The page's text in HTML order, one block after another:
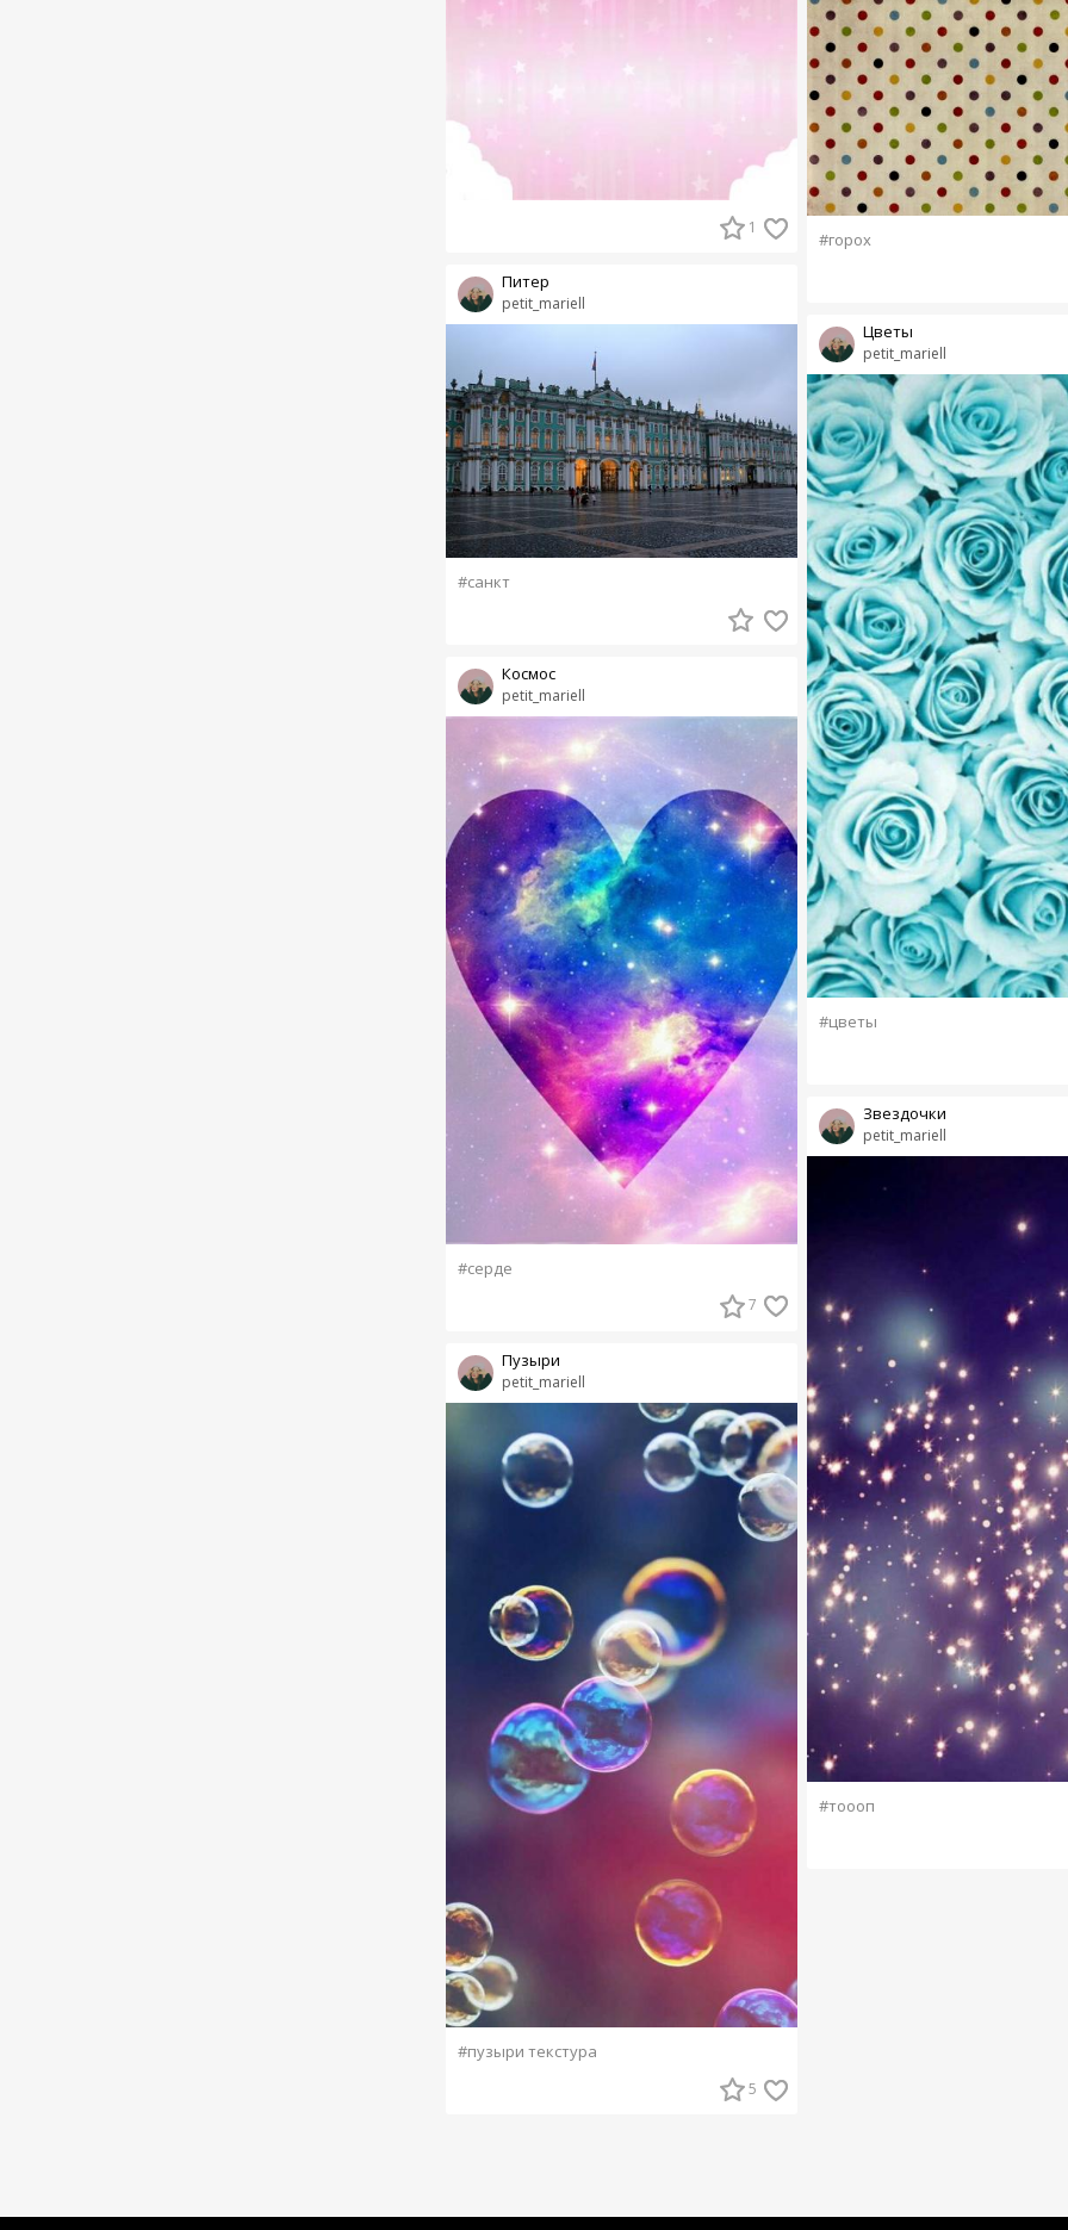
1
petit_mariell
Питер
#санкт
petit_mariell
Космос
#серде
7
petit_mariell
Пузыри
#пузыри текстура
5
#горох
petit_mariell
Цветы
#цветы
petit_mariell
Звездочки
#тоооп